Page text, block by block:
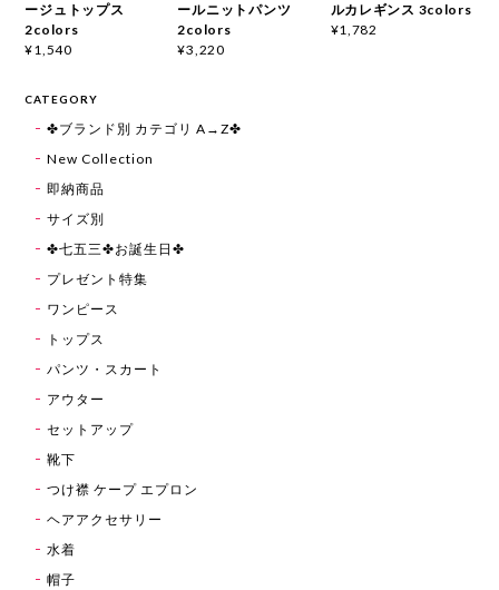
ージュトップス
2colors
¥1,540
ールニットパンツ
2colors
¥3,220
ルカレギンス 3colors
¥1,782
CATEGORY
✤ブランド別 カテゴリ A→Z✤
New Collection
即納商品
サイズ別
✤七五三✤お誕生日✤
プレゼント特集
ワンピース
トップス
パンツ・スカート
アウター
セットアップ
靴下
つけ襟 ケープ エプロン
ヘアアクセサリー
水着
帽子